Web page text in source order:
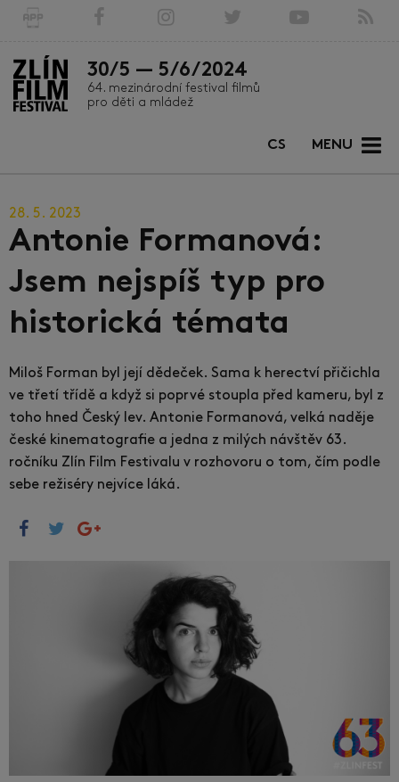
30/5 — 5/6/2024
64. mezinárodní festival filmů
pro děti a mládež
MENU
CS
28. 5. 2023
Antonie Formanová:
Jsem nejspíš typ pro
historická témata
Miloš Forman byl její dědeček. Sama k herectví přičichla
ve třetí třídě a když si poprvé stoupla před kameru, byl z
toho hned Český lev. Antonie Formanová, velká naděje
české kinematografie a jedna z milých návštěv 63.
ročníku Zlín Film Festivalu v rozhovoru o tom, čím podle
sebe režiséry nejvíce láká.